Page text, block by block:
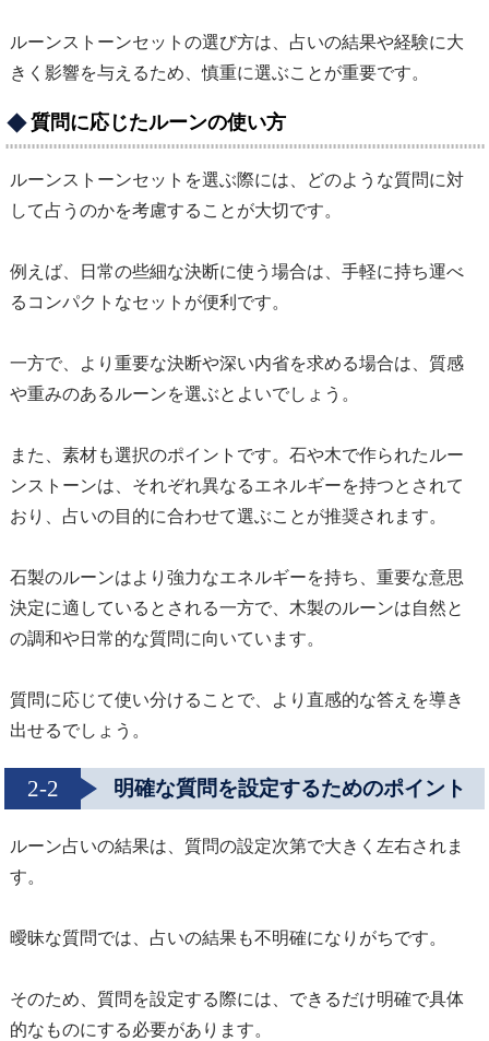
ルーンストーンセットの選び方は、占いの結果や経験に大
きく影響を与えるため、慎重に選ぶことが重要です。
質問に応じたルーンの使い方
ルーンストーンセットを選ぶ際には、どのような質問に対
して占うのかを考慮することが大切です。
例えば、日常の些細な決断に使う場合は、手軽に持ち運べ
るコンパクトなセットが便利です。
一方で、より重要な決断や深い内省を求める場合は、質感
や重みのあるルーンを選ぶとよいでしょう。
また、素材も選択のポイントです。石や木で作られたルー
ンストーンは、それぞれ異なるエネルギーを持つとされて
おり、占いの目的に合わせて選ぶことが推奨されます。
石製のルーンはより強力なエネルギーを持ち、重要な意思
決定に適しているとされる一方で、木製のルーンは自然と
の調和や日常的な質問に向いています。
質問に応じて使い分けることで、より直感的な答えを導き
出せるでしょう。
2-2 明確な質問を設定するためのポイント
ルーン占いの結果は、質問の設定次第で大きく左右されま
す。
曖昧な質問では、占いの結果も不明確になりがちです。
そのため、質問を設定する際には、できるだけ明確で具体
的なものにする必要があります。